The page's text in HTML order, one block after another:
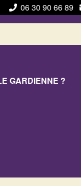
06 30 90 66 89
GARDIENNE ?